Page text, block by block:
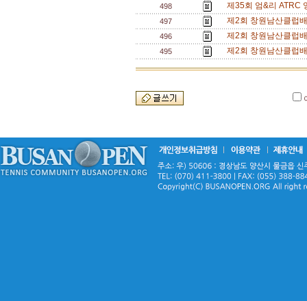
498 제35회 엄&리 ATRC
497 제2회 창원남산클럽
496 제2회 창원남산클럽
495 제2회 창원남산클럽